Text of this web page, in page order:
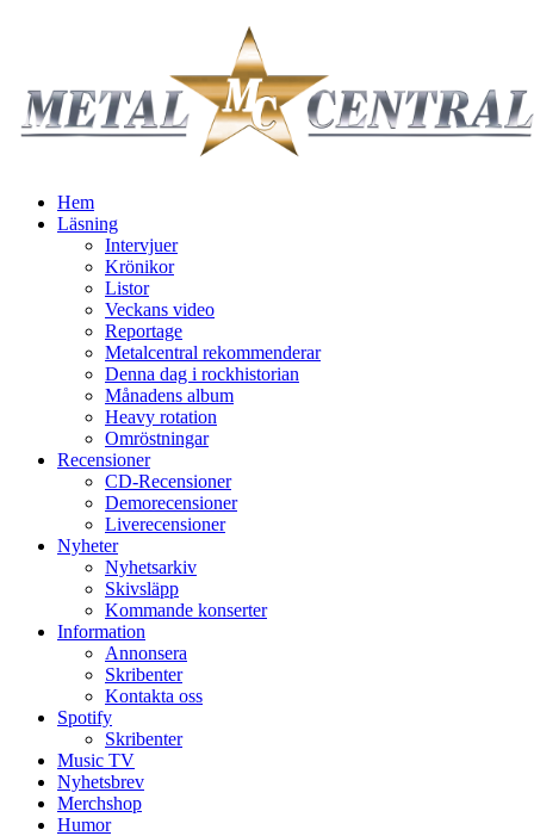
Hem
Läsning
Intervjuer
Krönikor
Listor
Veckans video
Reportage
Metalcentral rekommenderar
Denna dag i rockhistorian
Månadens album
Heavy rotation
Omröstningar
Recensioner
CD-Recensioner
Demorecensioner
Liverecensioner
Nyheter
Nyhetsarkiv
Skivsläpp
Kommande konserter
Information
Annonsera
Skribenter
Kontakta oss
Spotify
Skribenter
Music TV
Nyhetsbrev
Merchshop
Humor